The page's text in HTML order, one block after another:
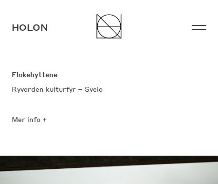
HOLON
HOLON
LinkedIn
Flokehyttene
Ryvarden kulturfyr – Sveio
Mer info +